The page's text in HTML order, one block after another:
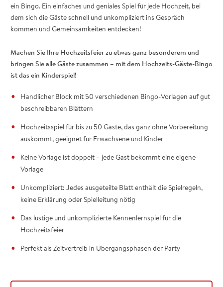
ein Bingo. Ein einfaches und geniales Spiel für jede Hochzeit, bei
dem sich die Gäste schnell und unkompliziert ins Gespräch
kommen und Gemeinsamkeiten entdecken!
Machen Sie Ihre Hochzeitsfeier zu etwas ganz besonderem und
bringen Sie alle Gäste zusammen – mit dem Hochzeits-Gäste-Bingo
ist das ein Kinderspiel!
Handlicher Block mit 50 verschiedenen Bingo-Vorlagen auf gut
beschreibbaren Blättern
Hochzeitsspiel für bis zu 50 Gäste, das ganz ohne Vorbereitung
auskommt, geeignet für Erwachsene und Kinder
Keine Vorlage ist doppelt – jede Gast bekommt eine eigene
Vorlage
Unkompliziert: Jedes ausgeteilte Blatt enthält die Spielregeln,
keine Erklärung oder Spielleitung nötig
Das lustige und unkomplizierte Kennenlernspiel für die
Hochzeitsfeier
Perfekt als Zeitvertreib in Übergangsphasen der Party